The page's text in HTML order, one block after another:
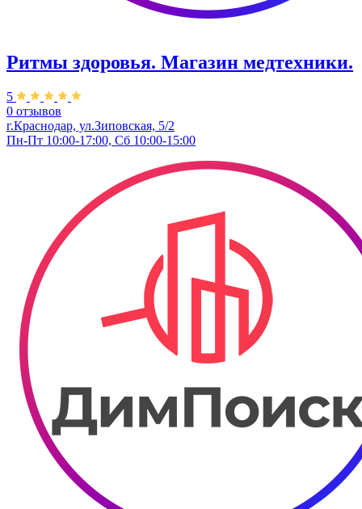
Ритмы здоровья. Магазин медтехники.
5
0 отзывов
г.Краснодар, ул.Зиповская, 5/2
Пн-Пт 10:00-17:00, Сб 10:00-15:00